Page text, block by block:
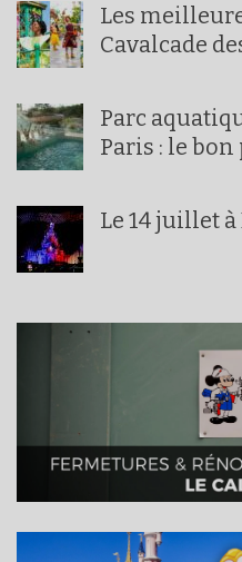
Les
Cavalcade
Parc
Paris : le bon
Le 14 juillet